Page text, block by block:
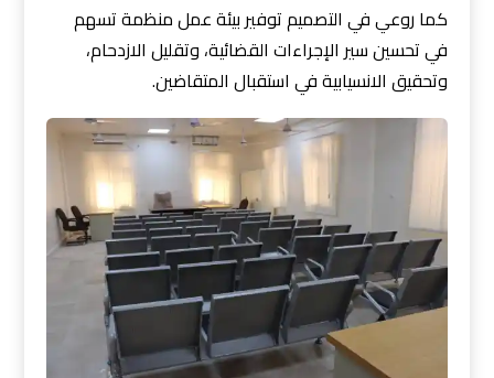
كما روعي في التصميم توفير بيئة عمل منظمة تسهم
في تحسين سير الإجراءات القضائية، وتقليل الازدحام،
وتحقيق الانسيابية في استقبال المتقاضين.